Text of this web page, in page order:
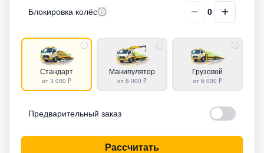
Блокировка колёс 0
Стандарт
от 3 000 ₽
Манипулятор
от 6 000 ₽
Грузовой
от 6 000 ₽
Предварительный заказ
Рассчитать